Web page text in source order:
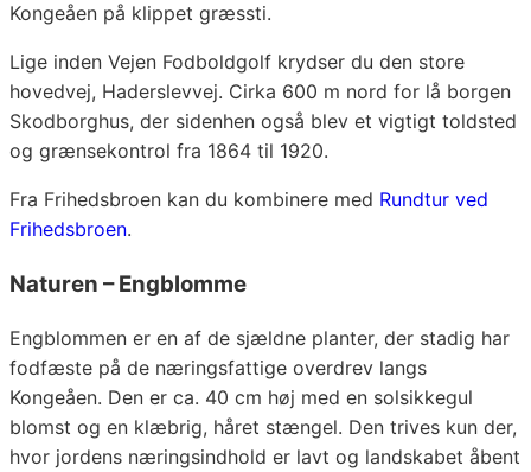
Kongeåen på klippet græssti.
Lige inden Vejen Fodboldgolf krydser du den store
hovedvej, Haderslevvej. Cirka 600 m nord for lå borgen
Skodborghus, der sidenhen også blev et vigtigt toldsted
og grænsekontrol fra 1864 til 1920.
Fra Frihedsbroen kan du kombinere med Rundtur ved
Frihedsbroen.
Naturen – Engblomme
Engblommen er en af de sjældne planter, der stadig har
fodfæste på de næringsfattige overdrev langs
Kongeåen. Den er ca. 40 cm høj med en solsikkegul
blomst og en klæbrig, håret stængel. Den trives kun der,
hvor jordens næringsindhold er lavt og landskabet åbent